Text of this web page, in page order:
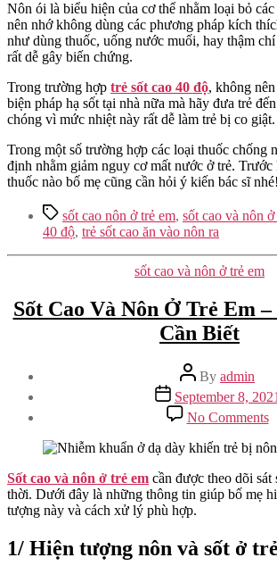
Nôn ói là biểu hiện của cơ thể nhằm loại bỏ
nên nhớ không dùng các phương pháp kích
như dùng thuốc, uống nước muối, hay thậm
rất dễ gây biến chứng.
Trong trường hợp trẻ sốt cao 40 độ, không
biện pháp hạ sốt tại nhà nữa mà hãy đưa trẻ
chóng vì mức nhiệt này rất dễ làm trẻ bị co giật.
Trong một số trường hợp các loại thuốc chống
định nhằm giảm nguy cơ mất nước ở trẻ.
thuốc nào bố mẹ cũng cần hỏi ý kiến bác sĩ nhé!
Tagssốt cao nôn ở trẻ em, sốt cao và nôn
40 độ, trẻ sốt cao ăn vào nôn ra
Categories
sốt cao và nôn ở trẻ em
Sốt Cao Và Nôn Ở Trẻ Em
Cần Biết
Post
author
By admin
Post
date
September 8, 2021
No Commentson
–
Sốt cao và nôn ở trẻ em cần được theo dõi
thời. Dưới đây là những thông tin giúp bố mẹ
tượng này và cách xử lý phù hợp.
1/ Hiện tượng nôn và sốt ở trẻ